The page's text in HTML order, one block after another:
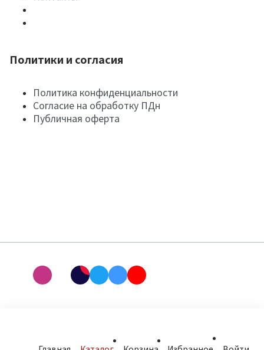
Политики и согласия
Политика конфиденциальности
Согласие на обработку ПДн
Публичная оферта